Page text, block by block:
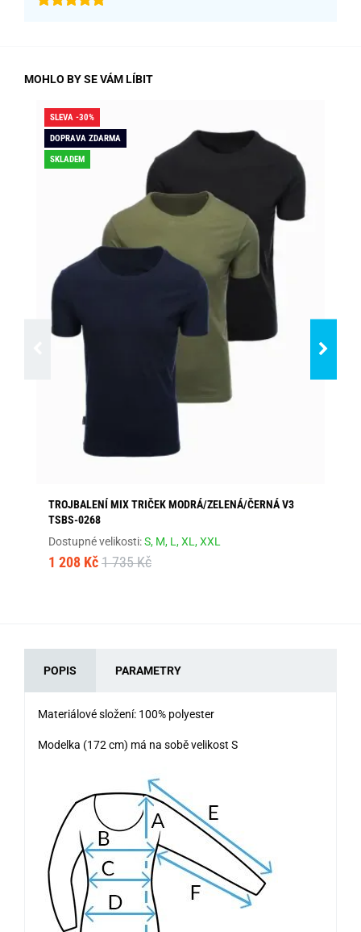
MOHLO BY SE VÁM LÍBIT
SLEVA -30%
DOPRAVA ZDARMA
SKLADEM
TROJBALENÍ MIX TRIČEK MODRÁ/ZELENÁ/ČERNÁ V3
TSBS-0268
Dostupné velikosti:S, M, L,XL,XXL
1 208 Kč 1 735 Kč
POPIS PARAMETRY
Materiálové složení: 100% polyester
Modelka (172 cm) má na sobě velikost S